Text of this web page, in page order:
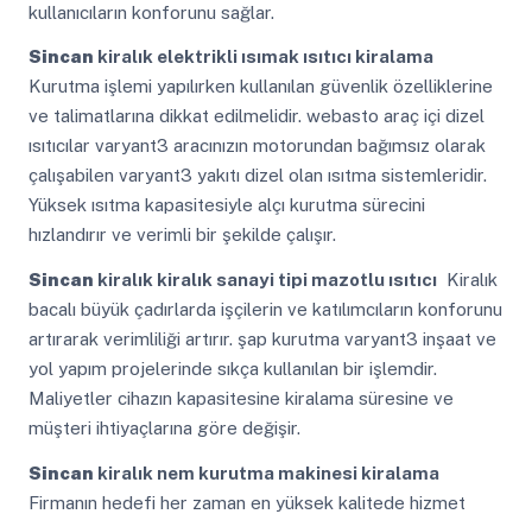
kullanıcıların konforunu sağlar.
Sincan kiralık elektrikli ısımak ısıtıcı kiralama
Kurutma işlemi yapılırken kullanılan güvenlik özelliklerine
ve talimatlarına dikkat edilmelidir. webasto araç içi dizel
ısıtıcılar varyant3 aracınızın motorundan bağımsız olarak
çalışabilen varyant3 yakıtı dizel olan ısıtma sistemleridir.
Yüksek ısıtma kapasitesiyle alçı kurutma sürecini
hızlandırır ve verimli bir şekilde çalışır.
Sincan kiralık kiralık sanayi tipi mazotlu ısıtıcıKiralık
bacalı büyük çadırlarda işçilerin ve katılımcıların konforunu
artırarak verimliliği artırır. şap kurutma varyant3 inşaat ve
yol yapım projelerinde sıkça kullanılan bir işlemdir.
Maliyetler cihazın kapasitesine kiralama süresine ve
müşteri ihtiyaçlarına göre değişir.
Sincan kiralık nem kurutma makinesi kiralama
Firmanın hedefi her zaman en yüksek kalitede hizmet